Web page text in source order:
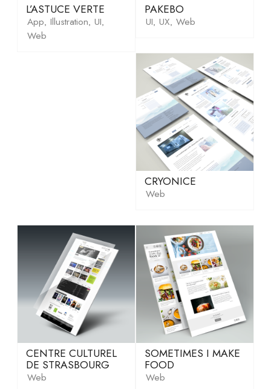
L’ASTUCE VERTE
App Illustration UI
Web
PAKEBO
UI UX Web
CRYONICE
Web
CENTRE CULTUREL
DE STRASBOURG
Web
SOMETIMES I MAKE
FOOD
Web